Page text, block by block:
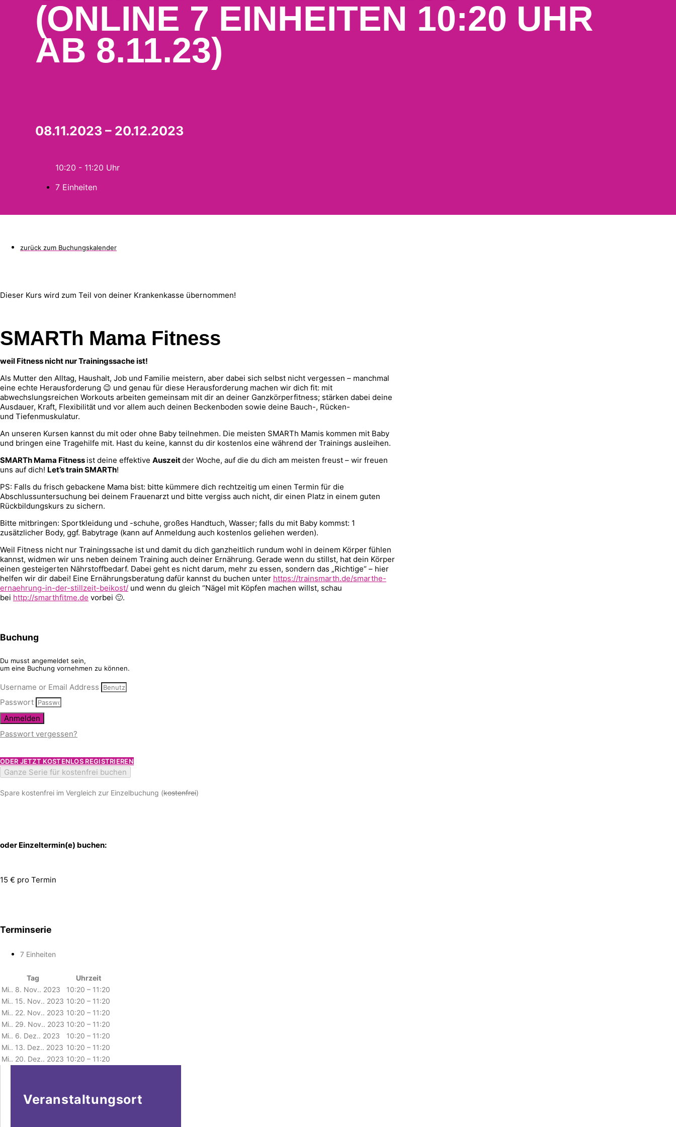
(ONLINE 7 EINHEITEN 10:20 UHR
AB 8.11.23)
08.11.2023 – 20.12.2023
10:20 - 11:20
7 Einheiten
zurück zum Buchungskalender
Dieser Kurs wird zum Teil von deiner Krankenkasse übernommen!
SMARTh Mama Fitness
weil Fitness nicht nur Trainingssache ist!
Als Mutter den Alltag, Haushalt, Job und Familie meistern, aber dabei sich selbst nicht vergessen – manchmal
eine echte Herausforderung 😉 und genau für diese Herausforderung machen wir dich fit: mit
abwechslungsreichen Workouts arbeiten gemeinsam mit dir an deiner Ganzkörperfitness; stärken dabei deine
Ausdauer, Kraft, Flexibilität und vor allem auch deinen Beckenboden sowie deine Bauch-, Rücken-
und Tiefenmuskulatur.
An unseren Kursen kannst du mit oder ohne Baby teilnehmen. Die meisten SMARTh Mamis kommen mit Baby
und bringen eine Tragehilfe mit. Hast du keine, kannst du dir kostenlos eine während der Trainings ausleihen.
SMARTh Mama Fitness ist deine effektive Auszeitder Woche, auf die du dich am meisten freust – wir freuen
uns auf dich! Let’s train SMARTh!
PS: Falls du frisch gebackene Mama bist: bitte kümmere dich rechtzeitig um einen Termin für die
Abschlussuntersuchung bei deinem Frauenarzt und bitte vergiss auch nicht, dir einen Platz in einem guten
Rückbildungskurs zu sichern.
Bitte mitbringen: Sportkleidung und -schuhe, großes Handtuch, Wasser; falls du mit Baby kommst: 1
zusätzlicher Body, ggf. Babytrage (kann auf Anmeldung auch kostenlos geliehen werden).
Weil Fitness nicht nur Trainingssache ist und damit du dich ganzheitlich rundum wohl in deinem Körper fühlen
kannst, widmen wir uns neben deinem Training auch deiner Ernährung. Gerade wenn du stillst, hat dein Körper
einen gesteigerten Nährstoffbedarf. Dabei geht es nicht darum, mehr zu essen, sondern das „Richtige“ – hier
helfen wir dir dabei! Eine Ernährungsberatung dafür kannst du buchen unter https://trainsmarth.de/smarthe-
ernaehrung-in-der-stillzeit-beikost/ und wenn du gleich “Nägel mit Köpfen machen willst, schau
bei http://smarthfitme.de vorbei 🙂.
Buchung
Du musst angemeldet sein,
um eine Buchung vornehmen zu können.
Username or Email Address
Passwort
Anmelden
Passwort vergessen?
ODER JETZT KOSTENLOS REGISTRIEREN
Ganze Serie für kostenfrei buchen
Spare kostenfrei im Vergleich zur Einzelbuchung (kostenfrei)
oder Einzeltermin(e) buchen:
15 € pro Termin
Terminserie
7 Einheiten
Tag
Uhrzeit
Mi.. 8. Nov.. 2023
10:20 – 11:20
Mi.. 15. Nov.. 2023 10:20 – 11:20
Mi.. 22. Nov.. 2023 10:20 – 11:20
Mi.. 29. Nov.. 2023 10:20 – 11:20
Mi.. 6. Dez.. 2023
10:20 – 11:20
Mi.. 13. Dez.. 2023 10:20 – 11:20
Mi.. 20. Dez.. 2023 10:20 – 11:20
Veranstaltungsort